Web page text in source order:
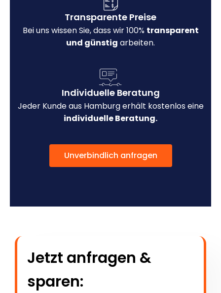
Transparente Preise
Bei uns wissen Sie, dass wir 100% transparent
und günstig arbeiten.
Individuelle Beratung
Jeder Kunde aus Hamburg erhält kostenlos eine
individuelle Beratung.
Unverbindlich anfragen
Jetzt anfragen &
sparen: